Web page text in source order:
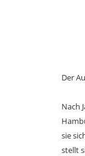
Der
Nach
sie
stellt